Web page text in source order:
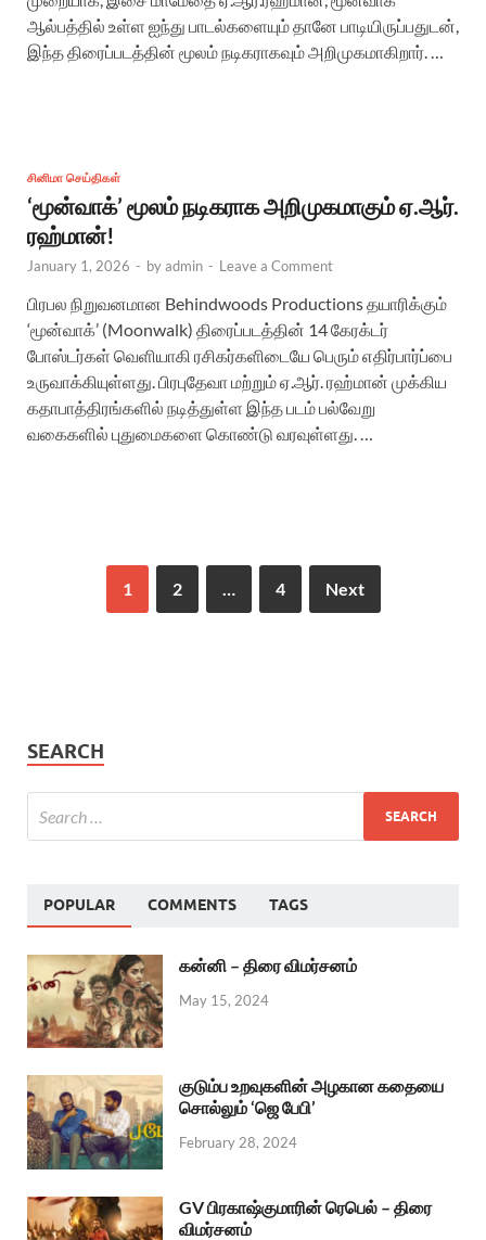
ஆல்பத்தில் உள்ள ஐந்து பாடல்களையும் தானே பாடியிருப்பதுடன்,
இந்த திரைப்படத்தின் மூலம் நடிகராகவும் அறிமுகமாகிறார். …
சினிமா செய்திகள்
‘மூன்வாக்’ மூலம் நடிகராக அறிமுகமாகும் ஏ.ஆர்.
ரஹ்மான்!
January 1, 2026 - byadmin - Leave a Comment
பிரபல நிறுவனமான Behindwoods Productions தயாரிக்கும்
‘மூன்வாக்’ (Moonwalk) திரைப்படத்தின் 14 கேரக்டர்
போஸ்டர்கள் வெளியாகி ரசிகர்களிடையே பெரும் எதிர்பார்ப்பை
உருவாக்கியுள்ளது. பிரபுதேவா மற்றும் ஏ.ஆர். ரஹ்மான் முக்கிய
கதாபாத்திரங்களில் நடித்துள்ள இந்த படம் பல்வேறு
வகைகளில் புதுமைகளை கொண்டு வரவுள்ளது. …
1 2 … 4 Next
SEARCH
POPULAR COMMENTS TAGS
கன்னி – திரை விமர்சனம்
May 15, 2024
குடும்ப உறவுகளின் அழகான கதையை
சொல்லும் ‘ஜெ பேபி’
February 28, 2024
GV பிரகாஷ்குமாரின் ரெபெல் – திரை
விமர்சனம்